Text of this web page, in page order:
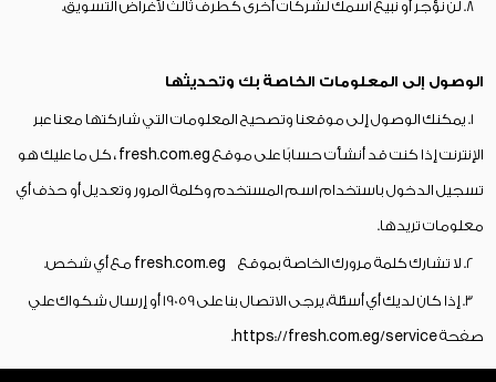
الوصول إلى المعلومات الخاصة بك وتحديثها
1. يمكنك الوصول إلى موقعنا وتصحيح المعلومات التي شاركتها معنا عبر
الإنترنت إذا كنت قد أنشأت حسابًا على موقع fresh.com.eg ، كل ما عليك هو
تسجيل الدخول باستخدام اسم المستخدم وكلمة المرور وتعديل أو حذف أي
معلومات تريدها.
3. إذا كان لديك أي أسئلة، يرجى الاتصال بنا على 19059 أو إرسال شكواك علي
صفحة https://fresh.com.eg/service.